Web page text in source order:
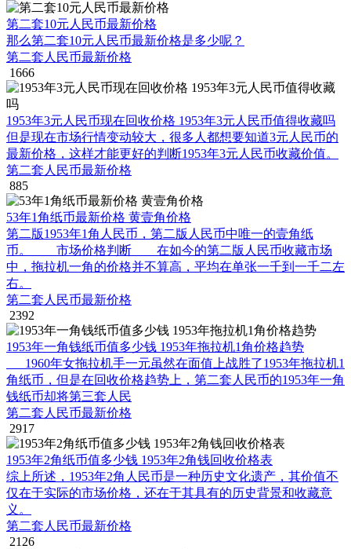
第二套10元人民币最新价格
那么第二套10元人民币最新价格是多少呢？
第二套人民币最新价格
1666
1953年3元人民币现在回收价格 1953年3元人民币值得收藏吗
但是现在市场行情变动较大，很多人都想要知道3元人民币的
最新价格，这样才能更好的判断1953年3元人民币收藏价值。
第二套人民币最新价格
885
53年1角纸币最新价格 黄壹角价格
第二版1953年1角人民币，第二版人民币中唯一的壹角纸
币。 市场价格判断 在如今的第二版人民币收藏市场
中，拖拉机一角的价格并不算高，平均在单张一千到一千二左
右。
第二套人民币最新价格
2392
1953年一角钱纸币值多少钱 1953年拖拉机1角价格趋势
1960年女拖拉机手一元虽然在面值上战胜了1953年拖拉机1
角纸币，但是在回收价格趋势上，第二套人民币的1953年一角
钱纸币却将第三套人民
第二套人民币最新价格
2917
1953年2角纸币值多少钱 1953年2角钱回收价格表
综上所述，1953年2角人民币是一种历史文化遗产，其价值不
仅在于实际的市场价格，还在于其具有的历史背景和收藏意
义。
第二套人民币最新价格
2126